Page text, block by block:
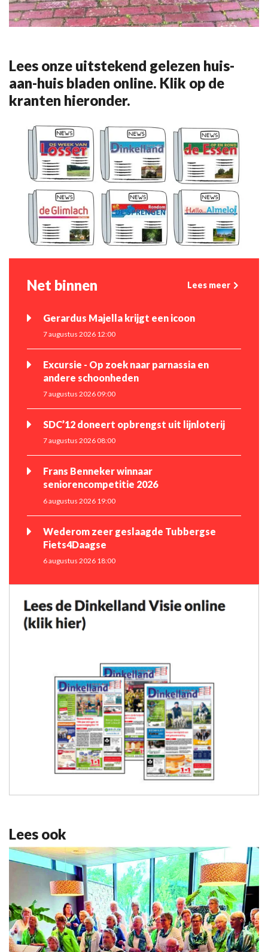
Lees onze uitstekend gelezen huis-
aan-huis bladen online. Klik op de
kranten hieronder.
Net binnen Lees meer
Gerardus Majella krijgt een icoon
7 augustus 2026 12:00
Excursie - Op zoek naar parnassia en
andere schoonheden
7 augustus 2026 09:00
SDC’12 doneert opbrengst uit lijnloterij
7 augustus 2026 08:00
Frans Benneker winnaar
seniorencompetitie 2026
6 augustus 2026 19:00
Wederom zeer geslaagde Tubbergse
Fiets4Daagse
6 augustus 2026 18:00
Lees ook